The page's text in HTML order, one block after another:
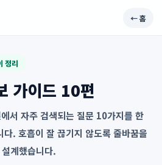
← 홈
정리
가이드 10편
서 자주 검색되는 질문 10가지를 한
. 호흡이 잘 끊기지 않도록 줄바꿈을
계했습니다.